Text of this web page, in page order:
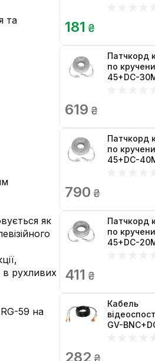
та
як
рухливих
59 на
181 ₴
Патчкорд
по
45+DC-
619 ₴
Патчкорд
по
45+DC-
790 ₴
Патчкорд
по
45+DC-
411 ₴
Кабель
GV-
282 ₴